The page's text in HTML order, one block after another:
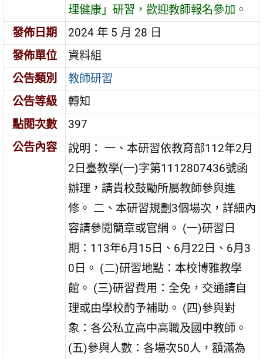
理健康」研習，歡迎教師報名參加。
發佈日期
2024 年 5 月 28 日
發佈單位
資料組
公告類別
教師研習
公告等級
轉知
點閱次數
397
公告內容
說明： 一、本研習依教育部112年2月
2日臺教學(一)字第1112807436號函
辦理，請貴校鼓勵所屬教師參與進
修。 二、本研習規劃3個場次，詳細內
容請參閱簡章或官網。 (一)研習日
期：113年6月15日、6月22日、6月3
0日。 (二)研習地點：本校博雅教學
館。 (三)研習費用：全免，交通請自
理或由學校酌予補助。 (四)參與對
象：各公私立高中高職及國中教師。
(五)參與人數：各場次50人，額滿為